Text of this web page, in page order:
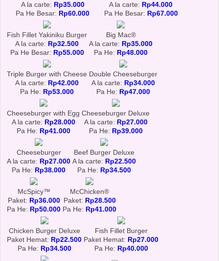
A la carte: Rp35.000
Pa He Besar: Rp60.000
A la carte: Rp44.000
Pa He Besar: Rp67.000
Fish Fillet Yakiniku Burger
A la carte: Rp32.500
Pa He Besar: Rp55.000
Big Mac®
A la carte: Rp35.000
Pa He: Rp48.000
Triple Burger with Cheese
A la carte: Rp42.000
Pa He: Rp53.000
Double Cheeseburger
A la carte: Rp34.000
Pa He: Rp47.000
Cheeseburger with Egg
A la carte: Rp28.000
Pa He: Rp41.000
Cheeseburger Deluxe
A la carte: Rp27.000
Pa He: Rp39.000
Cheeseburger
A la carte: Rp27.000
Pa He: Rp38.000
Beef Burger Deluxe
A la carte: Rp22.500
Pa He: Rp34.500
McSpicy™
Paket: Rp36.000
Pa He: Rp50.000
McChicken®
Paket: Rp28.500
Pa He: Rp41.000
Chicken Burger Deluxe
Paket Hemat: Rp22.500
Pa He: Rp34.500
Fish Fillet Burger
Paket Hemat: Rp27.000
Pa He: Rp40.000